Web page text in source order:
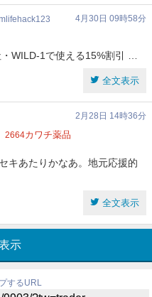
4月30日 09時58分
WILD-1で使える15%割引 …
全文表示
2月28日 14時36分
2664カワチ薬品
キあたりかなあ。地元応援的
全文表示
示
するURL